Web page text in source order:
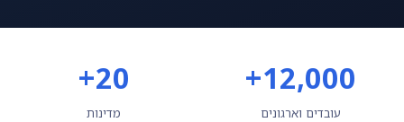
12,000+
עובדים וארגונים
20+
מדינות